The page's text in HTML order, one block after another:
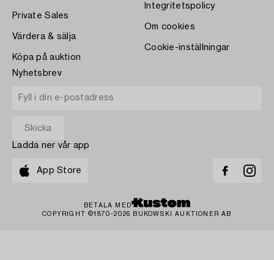
Private Sales
Värdera & sälja
Köpa på auktion
Integritetspolicy
Om cookies
Cookie-inställningar
Nyhetsbrev
Ladda ner vår app
App Store
BETALA MED
COPYRIGHT ©1870-2026 BUKOWSKI AUKTIONER AB